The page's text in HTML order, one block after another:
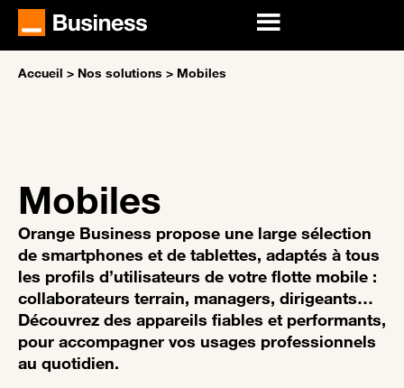
Accueil > Nos solutions > Mobiles
Mobiles
Orange Business propose une large sélection
de smartphones et de tablettes, adaptés à tous
les profils d’utilisateurs de votre flotte mobile :
collaborateurs terrain, managers, dirigeants…
Découvrez des appareils fiables et performants,
pour accompagner vos usages professionnels
au quotidien.